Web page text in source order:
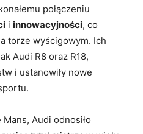
połączeniu
i innowacyjności, co
torze wyścigowym. Ich
Audi R8 oraz R18,
i ustanowiły nowe
Audi odnosiło